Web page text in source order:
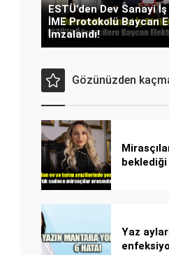
ESTÜ’den Dev Sanayi
İME Protokolü Baycan
İmzalandı!
Gözünüzden
beklediği
Yaz